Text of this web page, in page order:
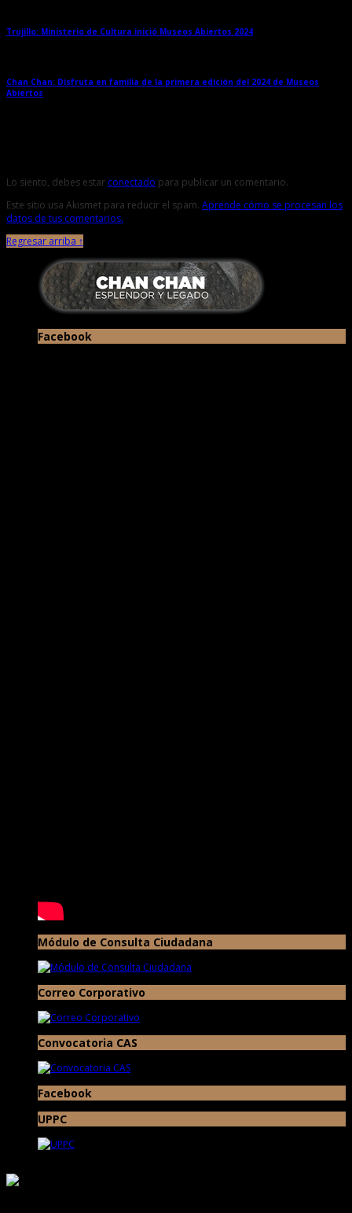
Trujillo: Ministerio de Cultura inició Museos Abiertos 2024
Chan Chan: Disfruta en familia de la primera edición del 2024 de Museos
Abiertos
Lo siento, debes estar conectado para publicar un comentario.
Este sitio usa Akismet para reducir el spam. Aprende cómo se procesan los
datos de tus comentarios.
Regresar arriba ↑
Facebook
Módulo de Consulta Ciudadana
Correo Corporativo
Convocatoria CAS
Facebook
UPPC